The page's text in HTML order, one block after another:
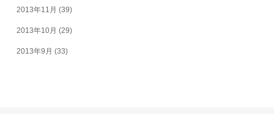
2013年11月 (39)
2013年10月 (29)
2013年9月 (33)